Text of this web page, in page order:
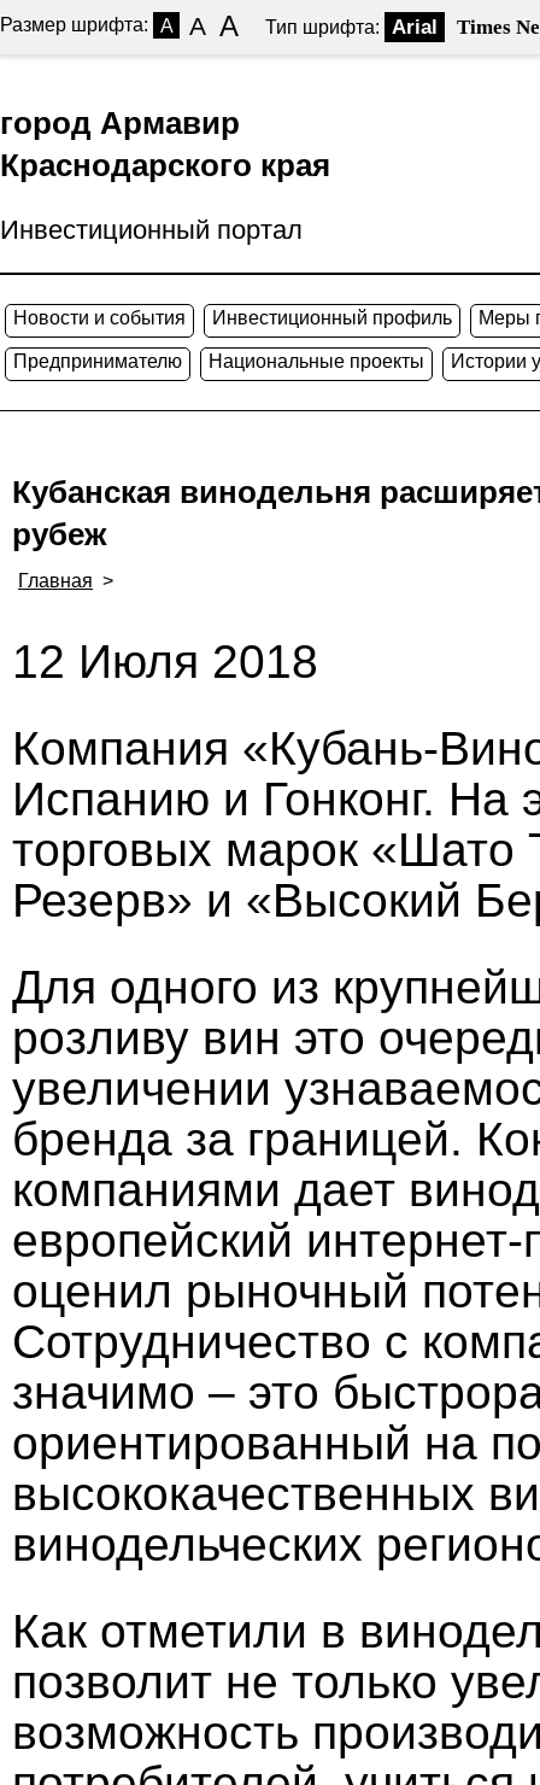
Размер шрифта: A A A Тип шрифта: Arial Times
город Армавир
Краснодарского края
Инвестиционный портал
Новости и события Инвестиционный профиль Меры
Предпринимателю Национальные проекты Истории
Кубанская винодельня
рубеж
Главная >
12 Июля 2018
Компания «Кубань-
Испанию и Гонконг. На
торговых марок
Резерв» и «Высокий
Для одного из
розливу вин это
увеличении
бренда за границей.
компаниями дает
европейский
оценил рыночный
Сотрудничество с
значимо – это
ориентированный на
высококачественных
винодельческих
Как отметили в
позволит не только
возможность